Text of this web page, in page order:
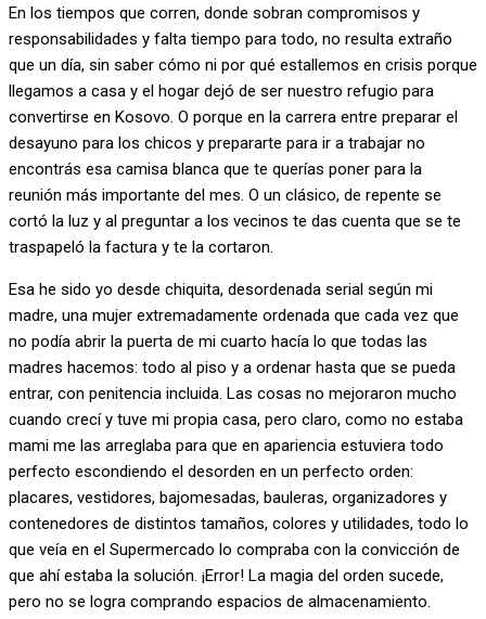
En los tiempos que corren, donde sobran compromisos y
responsabilidades y falta tiempo para todo, no resulta extraño
que un día, sin saber cómo ni por qué estallemos en crisis porque
llegamos a casa y el hogar dejó de ser nuestro refugio para
convertirse en Kosovo. O porque en la carrera entre preparar el
desayuno para los chicos y prepararte para ir a trabajar no
encontrás esa camisa blanca que te querías poner para la
reunión más importante del mes. O un clásico, de repente se
cortó la luz y al preguntar a los vecinos te das cuenta que se te
traspapeló la factura y te la cortaron.
Esa he sido yo desde chiquita, desordenada serial según mi
madre, una mujer extremadamente ordenada que cada vez que
no podía abrir la puerta de mi cuarto hacía lo que todas las
madres hacemos: todo al piso y a ordenar hasta que se pueda
entrar, con penitencia incluida. Las cosas no mejoraron mucho
cuando crecí y tuve mi propia casa, pero claro, como no estaba
mami me las arreglaba para que en apariencia estuviera todo
perfecto escondiendo el desorden en un perfecto orden:
placares, vestidores, bajomesadas, bauleras, organizadores y
contenedores de distintos tamaños, colores y utilidades, todo lo
que veía en el Supermercado lo compraba con la convicción de
que ahí estaba la solución. ¡Error! La magia del orden sucede,
pero no se logra comprando espacios de almacenamiento.